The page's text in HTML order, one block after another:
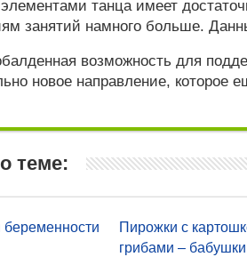
танца имеет
занятий намного больше.
возможность для
новое направление,
теме:
беременности
Пирожки с
грибами –